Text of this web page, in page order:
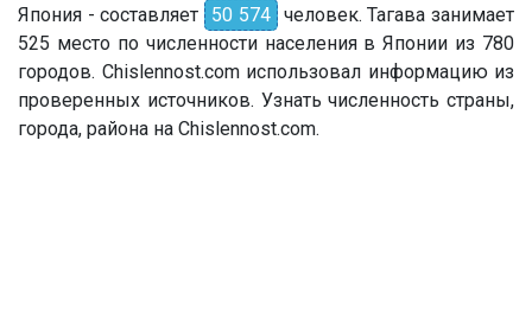
Япония - составляет 50 574 человек. Тагава занимает
525 место по численности населения в Японии из 780
городов. Chislennost.com использовал информацию из
проверенных источников. Узнать численность страны,
города, района на Chislennost.com.